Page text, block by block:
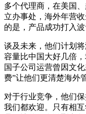
多个代理商，在美国
立办事处，海外年营
的是，产品成功打入
谈及未来，他们计划
容量比中国大好几倍
国子公司运营曾因文
费”让他们更清楚海外
对于行业竞争，他们
我们都欢迎。只有相